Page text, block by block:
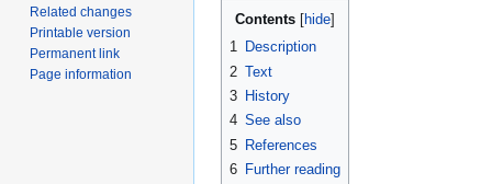
Contents
1 Description
2 Text
3 History
4 See also
5 References
6 Further reading
Related changes
Printable version
Permanent link
Page information